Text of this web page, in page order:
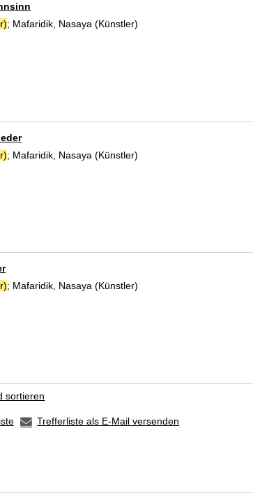
; Mafaridik, Nasaya (Künstler)
; Mafaridik, Nasaya (Künstler)
; Mafaridik, Nasaya (Künstler)
sortieren
Trefferliste als E-Mail versenden